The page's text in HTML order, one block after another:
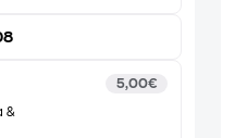
&
5,00€